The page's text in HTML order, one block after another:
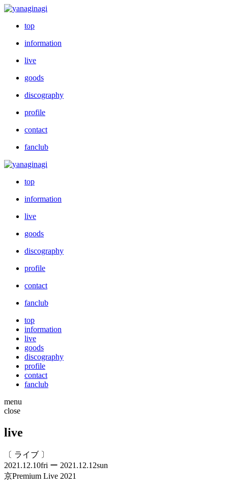
top
information
live
goods
discography
profile
contact
fanclub
top
information
live
goods
discography
profile
contact
fanclub
top
information
live
goods
discography
profile
contact
fanclub
menu
close
live
〔 ライブ 〕
2021.12.10fri ー 2021.12.12sun
京Premium Live 2021